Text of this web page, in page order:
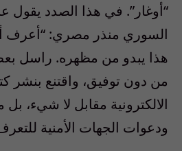
“أوغار”. في هذا الصدد يقول
السوري منذر مصري: “أعرف
هذا يبدو من مظهره. راسل
من دون توفيق، واقتنع بنشر
الالكترونية مقابل لا شيء،
ودعوات الجهات الأمنية